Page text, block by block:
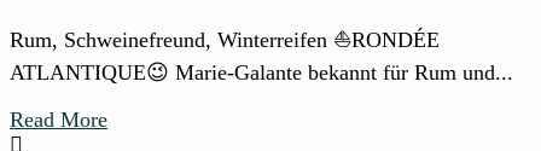
Rum, Schweinefreund, Winterreifen ⛵RONDÉE
ATLANTIQUE😉 Marie-Galante bekannt für Rum und...
Read More